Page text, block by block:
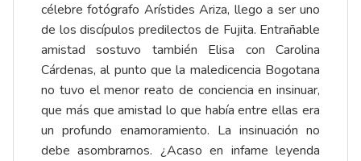
célebre fotógrafo Arístides Ariza, llego a ser uno
de los discípulos predilectos de Fujita. Entrañable
amistad sostuvo también Elisa con Carolina
Cárdenas, al punto que la maledicencia Bogotana
no tuvo el menor reato de conciencia en insinuar,
que más que amistad lo que había entre ellas era
un profundo enamoramiento. La insinuación no
debe asombrarnos. ¿Acaso en infame leyenda